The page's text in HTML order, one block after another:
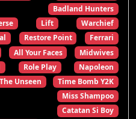
Badland Hunters
Lift
Warchief
Restore Point
Ferrari
All Your Faces
Midwives
Role Play
Napoleon
The Unseen
Time Bomb Y2K
Miss Shampoo
Catatan Si Boy